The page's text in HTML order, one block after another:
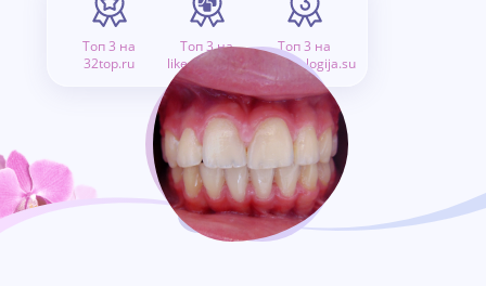
Топ 3 на
32top.ru
Топ 3 на
like.doctor.ru
Топ 3 на
stomatologija.su